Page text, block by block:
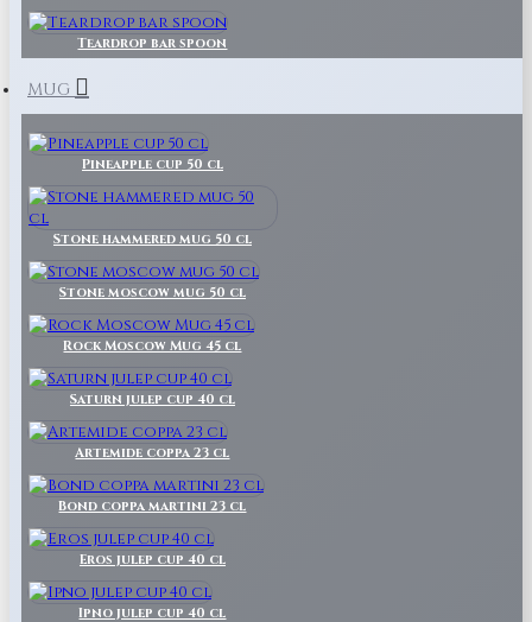
Teardrop bar spoon
MUG
Pineapple cup 50 cl
Stone hammered mug 50 cl
Stone moscow mug 50 cl
Rock Moscow Mug 45 cl
Saturn julep cup 40 cl
Artemide coppa 23 cl
Bond coppa martini 23 cl
Eros julep cup 40 cl
Ipno julep cup 40 cl